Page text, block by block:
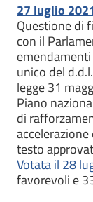
27 luglio
Questione di
con il
unico del d.d.l.
legge 31
Piano
di
testo
Votata il 28
favorevoli e